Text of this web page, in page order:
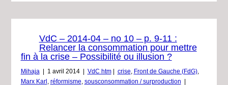
VdC – 2014-04 – no 10 – p. 9-11 :
Relancer la consommation pour mettre
fin à la crise – Possibilité ou illusion ?
Mihaja 1 avril 2014 VdC htm crise Front de Gauche (FdG),
Marx Karl
réformisme sousconsommation / surproduction